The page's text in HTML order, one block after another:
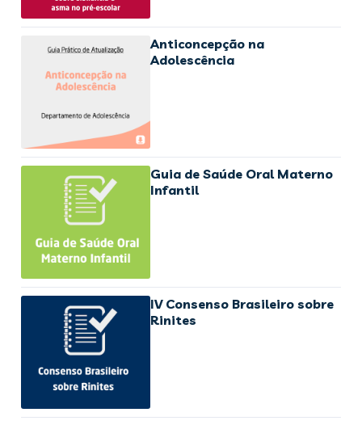
Anticoncepção na
Adolescência
Guia de Saúde Oral Materno
Infantil
IV Consenso Brasileiro sobre
Rinites